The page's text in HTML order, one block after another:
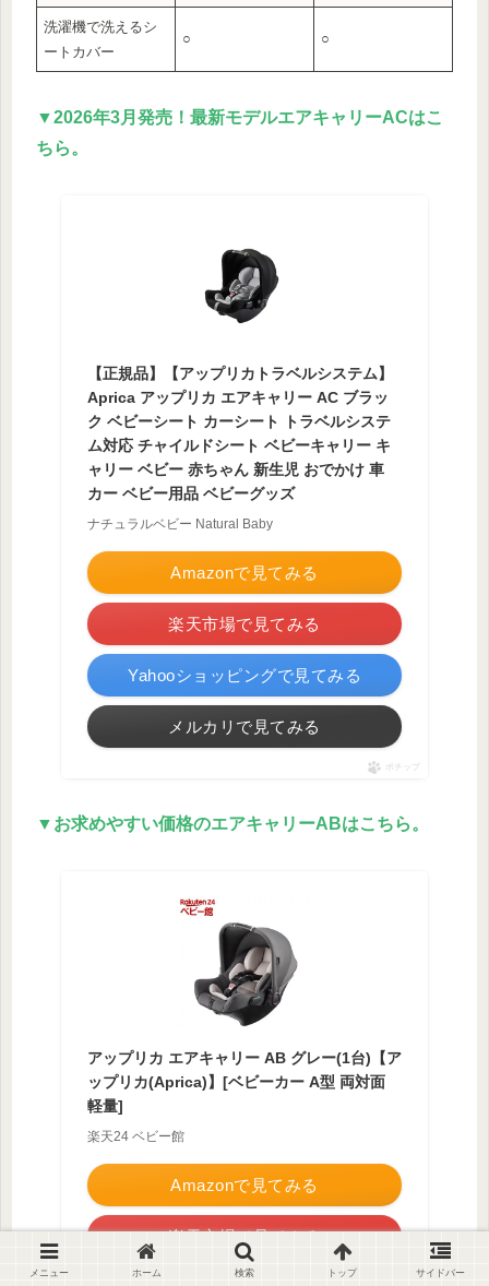
洗濯機で洗えるシ
ートカバー
○ ○
▼2026年3月発売！最新モデルエアキャリーACはこ
ちら。
【正規品】【アップリカトラベルシステム】
Aprica アップリカ エアキャリー AC ブラッ
ク ベビーシート カーシート トラベルシステ
ム対応 チャイルドシート ベビーキャリー キ
ャリー ベビー 赤ちゃん 新生児 おでかけ 車
カー ベビー用品 ベビーグッズ
ナチュラルベビー Natural Baby
Amazonで見てみる
楽天市場で見てみる
Yahooショッピングで見てみる
メルカリで見てみる
ポチップ
▼お求めやすい価格のエアキャリーABはこちら。
アップリカ エアキャリー AB グレー(1台)【ア
ップリカ(Aprica)】[ベビーカー A型 両対面
軽量]
楽天24 ベビー館
Amazonで見てみる
楽天市場で見てみる
メニュー ホーム 検索 トップ サイドバー